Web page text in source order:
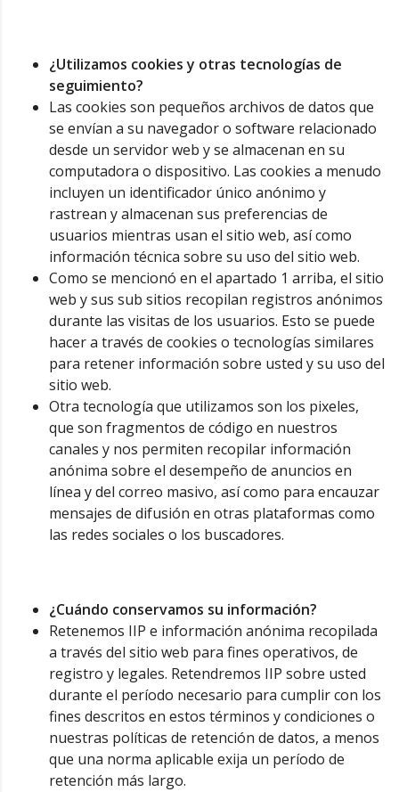
¿Utilizamos cookies y otras tecnologías de
seguimiento?
Las cookies son pequeños archivos de datos que
se envían a su navegador o software relacionado
desde un servidor web y se almacenan en su
computadora o dispositivo. Las cookies a menudo
incluyen un identificador único anónimo y
rastrean y almacenan sus preferencias de
usuarios mientras usan el sitio web, así como
información técnica sobre su uso del sitio web.
Como se mencionó en el apartado 1 arriba, el sitio
web y sus sub sitios recopilan registros anónimos
durante las visitas de los usuarios. Esto se puede
hacer a través de cookies o tecnologías similares
para retener información sobre usted y su uso del
sitio web.
Otra tecnología que utilizamos son los pixeles,
que son fragmentos de código en nuestros
canales y nos permiten recopilar información
anónima sobre el desempeño de anuncios en
línea y del correo masivo, así como para encauzar
mensajes de difusión en otras plataformas como
las redes sociales o los buscadores.
¿Cuándo conservamos su información?
Retenemos IIP e información anónima recopilada
a través del sitio web para fines operativos, de
registro y legales. Retendremos IIP sobre usted
durante el período necesario para cumplir con los
fines descritos en estos términos y condiciones o
nuestras políticas de retención de datos, a menos
que una norma aplicable exija un período de
retención más largo.